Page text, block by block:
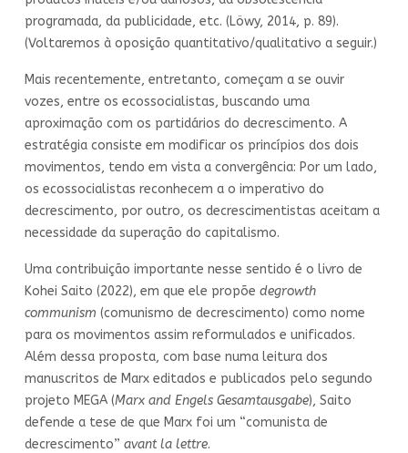
programada, da publicidade, etc. (Löwy, 2014, p. 89).
(Voltaremos à oposição quantitativo/qualitativo a seguir.)
Mais recentemente, entretanto, começam a se ouvir
vozes, entre os ecossocialistas, buscando uma
aproximação com os partidários do decrescimento. A
estratégia consiste em modificar os princípios dos dois
movimentos, tendo em vista a convergência: Por um lado,
os ecossocialistas reconhecem a o imperativo do
decrescimento, por outro, os decrescimentistas aceitam a
necessidade da superação do capitalismo.
Uma contribuição importante nesse sentido é o livro de
Kohei Saito (2022), em que ele propõe degrowth
communism (comunismo de decrescimento) como nome
para os movimentos assim reformulados e unificados.
Além dessa proposta, com base numa leitura dos
manuscritos de Marx editados e publicados pelo segundo
projeto MEGA (Marx and Engels Gesamtausgabe), Saito
defende a tese de que Marx foi um “comunista de
decrescimento” avant la lettre.